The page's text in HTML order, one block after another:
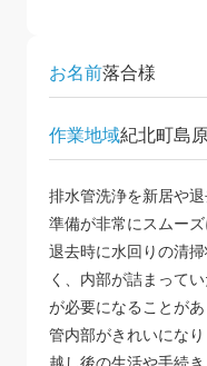
お名前落合様
作業地域紀北町島
排水管洗浄を新居や
準備が非常にスムー
退去時に水回りの清
く、内部が詰まって
が必要になることが
管内部がきれいにな
越し後の生活や手続